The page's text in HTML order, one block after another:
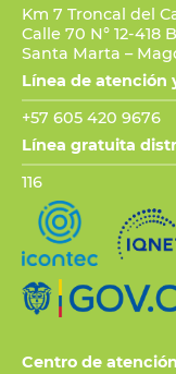
Km 7 Troncal del
Calle 70 N° 12-418
Santa Marta –
Línea de atención
+57 605 420 9676
Línea gratuita
116
Centro de